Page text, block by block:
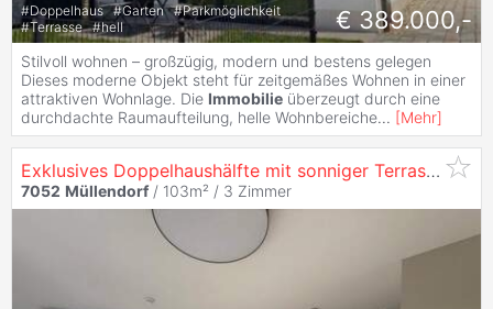
#Doppelhaus #Garten #Parkmöglichkeit
#Terrasse #hell € 389.000,-
Stilvoll wohnen – großzügig, modern und bestens gelegen
Dieses moderne Objekt steht für zeitgemäßes Wohnen in einer
attraktiven Wohnlage. Die Immobilie überzeugt durch eine
durchdachte Raumaufteilung, helle Wohnbereiche... [Mehr]
Exklusives Doppelhaushälfte mit sonniger Terrasse, Doppelgarage und Eigengarten!
7052 Müllendorf / 103m² / 3 Zimmer